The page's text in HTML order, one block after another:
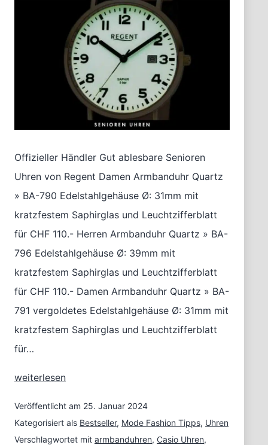
Offizieller Händler Gut ablesbare Senioren
Uhren von Regent Damen Armbanduhr Quartz
» BA-790 Edelstahlgehäuse Ø: 31mm mit
kratzfestem Saphirglas und Leuchtzifferblatt
für CHF 110.- Herren Armbanduhr Quartz » BA-
796 Edelstahlgehäuse Ø: 39mm mit
kratzfestem Saphirglas und Leuchtzifferblatt
für CHF 110.- Damen Armbanduhr Quartz » BA-
791 vergoldetes Edelstahlgehäuse Ø: 31mm mit
kratzfestem Saphirglas und Leuchtzifferblatt
für…
Bestseller
Uhren
weiterlesen
Veröffentlicht am 25. Januar 2024
Kategorisiert als Bestseller, Mode Fashion Tipps, Uhren
Verschlagwortet mit armbanduhren, Casio Uhren,